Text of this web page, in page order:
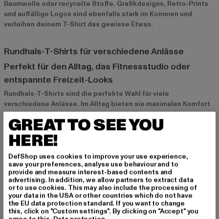
Baumwolle oder recycelte Stoffe. Grafikdesigns, Retro-Prints
und auffällige Logos sind ebenfalls stark im Kommen und
verleihen deinem T-Shirt das gewisse Etwas.
Rundhals-T-Shirts für verschiedene Anlässe
Perfekt für den Alltag, das Fitnessstudio oder
entspannte Freizeit-Looks
Rundhals-T-Shirts sind die perfekte Wahl für viele
verschiedene Anlässe. Im Alltag bieten sie maximalen Komfort
und lassen sich problemlos mit Jeans, Chinos oder Shorts
kombinieren. Im Fitnessstudio sorgen sie für den richtigen
Tragekomfort und sind ideal für sportliche Aktivitäten. Auch für
entspannte Freizeit-Looks sind Rundhals-T-Shirts ideal –
kombiniert mit einer lässigen Hose und Sneakers sind sie der
perfekte Begleiter für einen Stadtbummel oder ein Treffen mit
Freunden.
Die ideale Wahl für schlichte, aber stilvolle Outfits
Rundhals-T-Shirts sind die perfekte Grundlage für schlichte,
GREAT TO SEE YOU
HERE!
DefShop uses cookies to improve your use experience,
save your preferences, analyse use behaviour and to
provide and measure interest-based contents and
advertising. In addition, we allow partners to extract data
or to use cookies. This may also include the processing of
your data in the USA or other countries which do not have
the EU data protection standard. If you want to change
this, click on "Custom settings". By clicking on "Accept" you